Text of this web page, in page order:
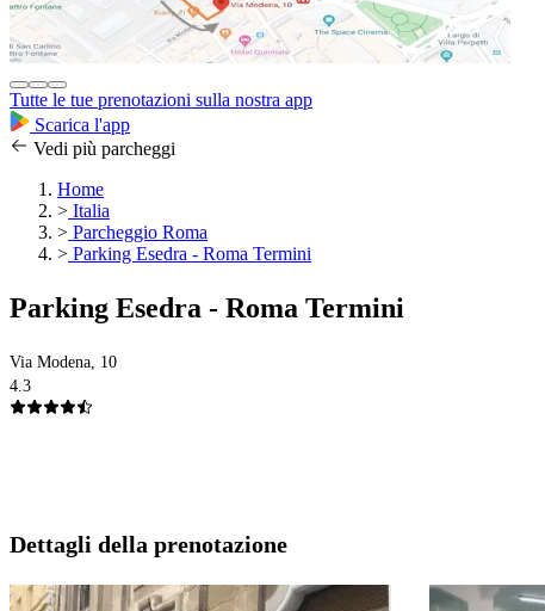
Tutte le tue prenotazioni sulla nostra app
Scarica l'app
Vedi più parcheggi
Home
> Italia
> Parcheggio Roma
> Parking Esedra - Roma Termini
Parking Esedra - Roma Termini
Via Modena, 10
4.3
Dettagli della prenotazione